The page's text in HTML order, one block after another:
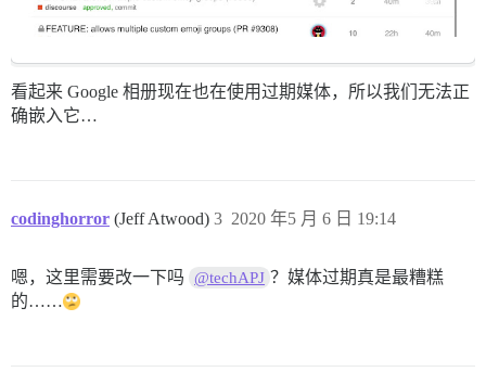
看起来 Google 相册现在也在使用过期媒体，所以我们无法正
确嵌入它…
codinghorror (Jeff Atwood) 2020 年5 月 6 日 19:14
3
嗯，这里需要改一下吗 @techAPJ ？媒体过期真是最糟糕
的……